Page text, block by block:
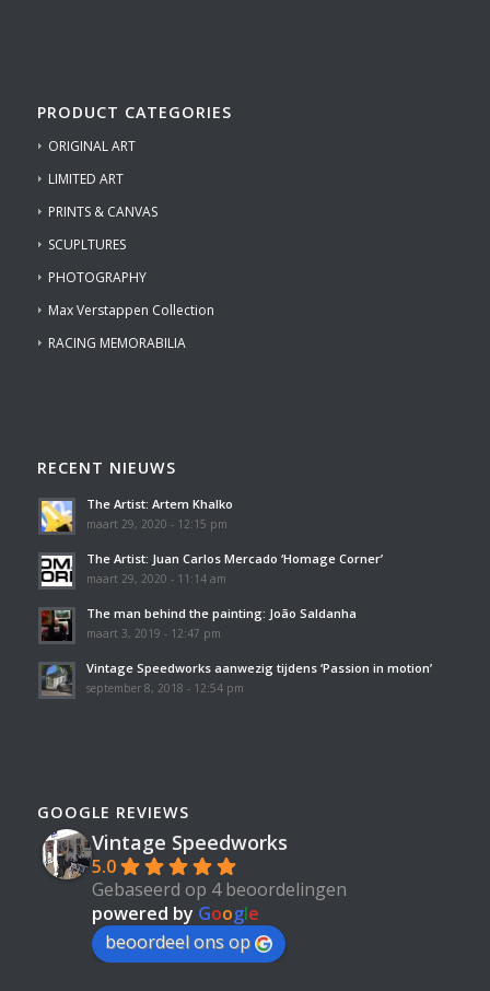
PRODUCT CATEGORIES
ORIGINAL ART
LIMITED ART
PRINTS & CANVAS
SCUPLTURES
PHOTOGRAPHY
Max Verstappen Collection
RACING MEMORABILIA
RECENT NIEUWS
The Artist: Artem Khalko
maart 29, 2020 - 12:15 pm
The Artist: Juan Carlos Mercado ‘Homage Corner’
maart 29, 2020 - 11:14 am
The man behind the painting: João Saldanha
maart 3, 2019 - 12:47 pm
Vintage Speedworks aanwezig tijdens ‘Passion in motion’
september 8, 2018 - 12:54 pm
GOOGLE REVIEWS
Vintage Speedworks
5.0
Gebaseerd op 4 beoordelingen
powered by Google
beoordeel ons op